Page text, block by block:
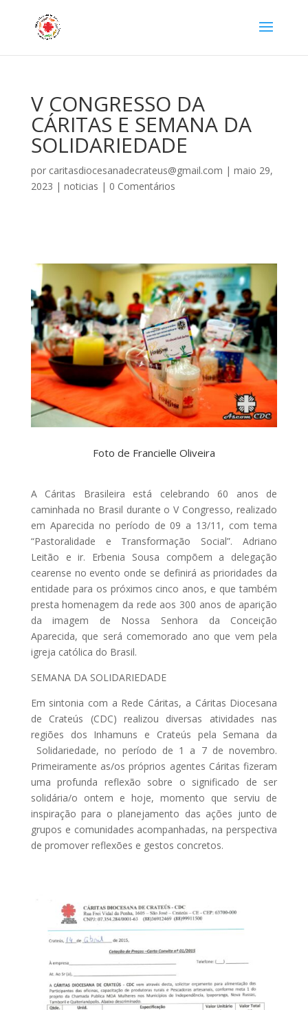
V CONGRESSO DA
CÁRITAS E SEMANA DA
SOLIDARIEDADE
por caritasdiocesanadecrateus@gmail.com | maio 29,
2023 | noticias | 0 Comentários
Foto de Francielle Oliveira
A Cáritas Brasileira está celebrando 60 anos de
caminhada no Brasil durante o V Congresso, realizado
em Aparecida no período de 09 a 13/11, com tema
“Pastoralidade e Transformação Social”. Adriano
Leitão e ir. Erbenia Sousa compõem a delegação
cearense no evento onde se definirá as prioridades da
entidade para os próximos cinco anos, e que também
presta homenagem da rede aos 300 anos de aparição
da imagem de Nossa Senhora da Conceição
Aparecida, que será comemorado ano que vem pela
igreja católica do Brasil.
SEMANA DA SOLIDARIEDADE
Em sintonia com a Rede Cáritas, a Cáritas Diocesana
de Crateús (CDC) realizou diversas atividades nas
regiões dos Inhamuns e Crateús pela Semana da
Solidariedade, no período de 1 a 7 de novembro.
Primeiramente as/os próprios agentes Cáritas fizeram
uma profunda reflexão sobre o significado de ser
solidária/o ontem e hoje, momento que serviu de
inspiração para o planejamento das ações junto de
grupos e comunidades acompanhadas, na perspectiva
de promover reflexões e gestos concretos.